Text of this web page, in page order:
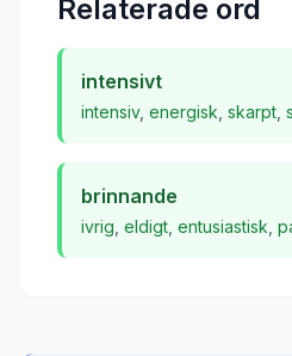
Relaterade ord
intensivt
intensiv, energisk skarpt
brinnande
ivrig eldigt entusiastisk